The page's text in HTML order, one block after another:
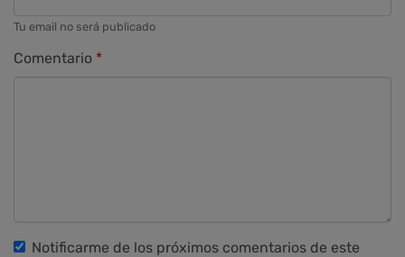
Tu email no será publicado
Comentario
Notificarme de los próximos comentarios de este